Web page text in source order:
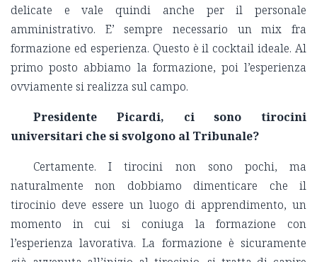
delicate e vale quindi anche per il personale
amministrativo. E’ sempre necessario un mix fra
formazione ed esperienza. Questo è il cocktail ideale. Al
primo posto abbiamo la formazione, poi l’esperienza
ovviamente si realizza sul campo.
Presidente Picardi, ci sono tirocini
universitari che si svolgono al Tribunale?
Certamente. I tirocini non sono pochi, ma
naturalmente non dobbiamo dimenticare che il
tirocinio deve essere un luogo di apprendimento, un
momento in cui si coniuga la formazione con
l’esperienza lavorativa. La formazione è sicuramente